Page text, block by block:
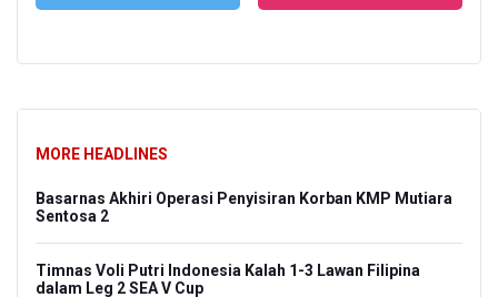
MORE HEADLINES
Basarnas Akhiri Operasi Penyisiran Korban KMP Mutiara
Sentosa 2
Timnas Voli Putri Indonesia Kalah 1-3 Lawan Filipina
dalam Leg 2 SEA V Cup